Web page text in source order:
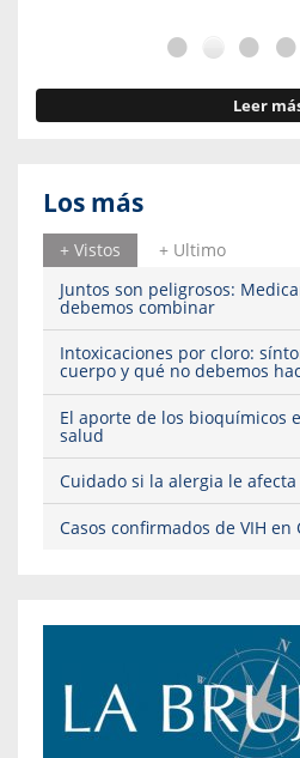
Leer
Los más
+ Vistos
+ Ultimo
Juntos son peligrosos:
debemos combinar
Intoxicaciones por cloro:
cuerpo y qué no debemos
El aporte de los bioquímicos
salud
Cuidado si la alergia le
Casos confirmados de VIH en